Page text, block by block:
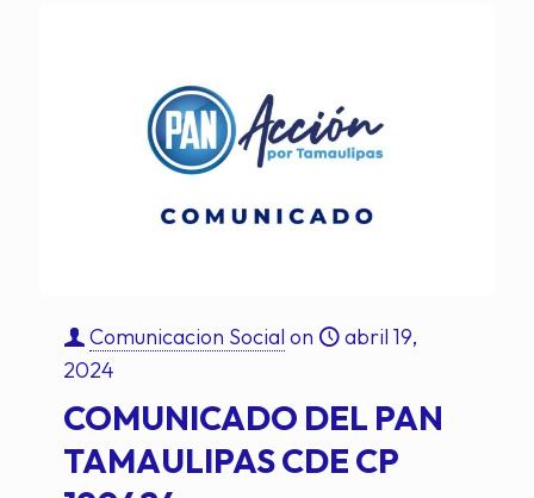
Comunicacion Social on
abril 19,
2024
COMUNICADO DEL PAN
TAMAULIPAS CDE CP